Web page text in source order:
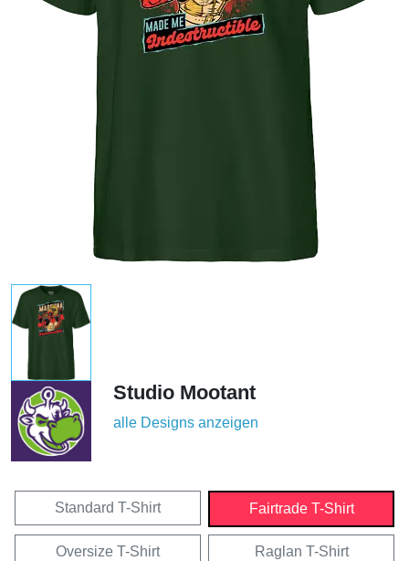
Studio Mootant
alle Designs anzeigen
Standard T-Shirt Fairtrade T-Shirt
Oversize T-Shirt Raglan T-Shirt